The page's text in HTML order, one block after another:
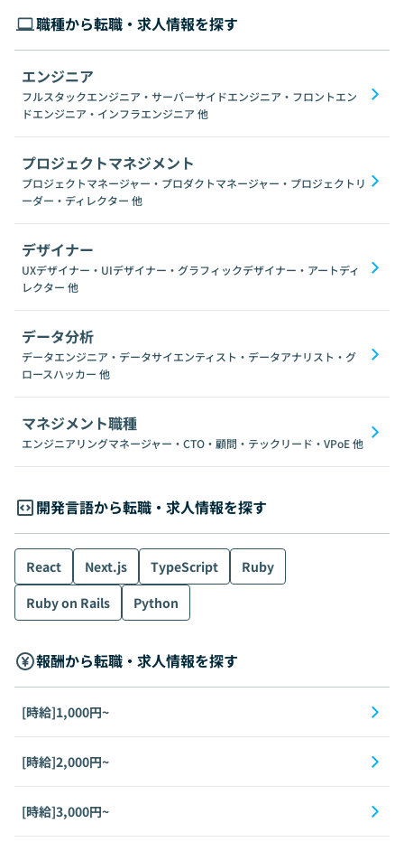
職種から転職・求人情報を探す
エンジニア
フルスタックエンジニア・サーバーサイドエンジニア・フロントエン
ドエンジニア・インフラエンジニア 他
プロジェクトマネジメント
プロジェクトマネージャー・プロダクトマネージャー・プロジェクトリ
ーダー・ディレクター 他
デザイナー
UXデザイナー・UIデザイナー・グラフィックデザイナー・アートディ
レクター 他
データ分析
データエンジニア・データサイエンティスト・データアナリスト・グ
ロースハッカー 他
マネジメント職種
エンジニアリングマネージャー・CTO・顧問・テックリード・VPoE他
開発言語から転職・求人情報を探す
React Next.js TypeScript
Ruby
Ruby on Rails
Python
報酬から転職・求人情報を探す
[時給]1,000円~
[時給]2,000円~
[時給]3,000円~